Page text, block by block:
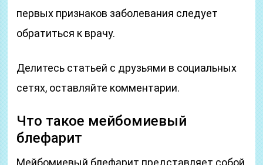
первых признаков заболевания следует
обратиться к врачу.
Делитесь статьей с друзьями в социальных
сетях, оставляйте комментарии.
Что такое мейбомиевый
блефарит
Мейбомиевый блефарит представляет собой